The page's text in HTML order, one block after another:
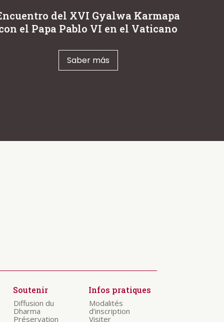
del XVI Gyalwa Karmapa
el Papa Pablo VI en el Vaticano
Saber más
Soutenir
Diffusion du
Dharma
Préservation
Infos pratiques
Modalités
d’inscription
Visiter